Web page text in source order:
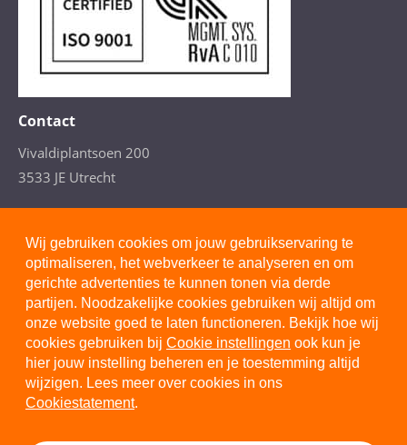
Contact
Vivaldiplantsoen 200
3533 JE Utrecht
(Arbeidsdeskundig advies)
Privacystatement
Cookiestatement
Disclaimer
Wij gebruiken cookies om jouw gebruikservaring te
optimaliseren, het webverkeer te analyseren en om
gerichte advertenties te kunnen tonen via derde
partijen. Noodzakelijke cookies gebruiken wij altijd om
onze website goed te laten functioneren. Bekijk hoe wij
cookies gebruiken bij Cookie instellingen ook kun je
hier jouw instelling beheren en je toestemming altijd
wijzigen. Lees meer over cookies in ons
Cookiestatement.